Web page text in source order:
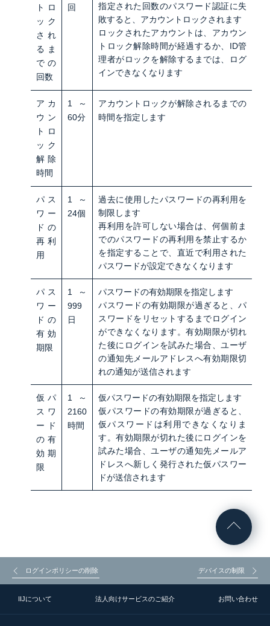
トロ
ック
され
るま
での
回数
回
指定された回数のパスワード認証に失
敗すると、アカウントロックされます
ロックされたアカウントは、アカウン
トロック解除時間が経過するか、ID管
理者がロックを解除するまでは、ログ
インできなくなります
アカ
ウン
トロ
ック
解除
時間
1～
60分
アカウントロックが解除されるまでの
時間を指定します
パス
ワー
ドの
再利
用
1～
24個
過去に使用したパスワードの再利用を
制限します
再利用を許可しない場合は、何個前ま
でのパスワードの再利用を禁止するか
を指定することで、直近で利用された
パスワードが設定できなくなります
パス
ワー
ドの
有効
期限
1～
999
日
パスワードの有効期限を指定します
パスワードの有効期限が過ぎると、パ
スワードをリセットするまでログイン
ができなくなります。有効期限が切れ
た後にログインを試みた場合、ユーザ
の通知先メールアドレスへ有効期限切
れの通知が送信されます
仮パ
スワ
ード
の有
効期
限
1～
2160
時間
仮パスワードの有効期限を指定します
仮パスワードの有効期限が過ぎると、
仮パスワードは利用できなくなりま
す。有効期限が切れた後にログインを
試みた場合、ユーザの通知先メールア
ドレスへ新しく発行された仮パスワー
ドが送信されます
ログインポリシーの削除 デバイスの制限
IIJについて 法人向けサービスのご紹介 お問い合わせ